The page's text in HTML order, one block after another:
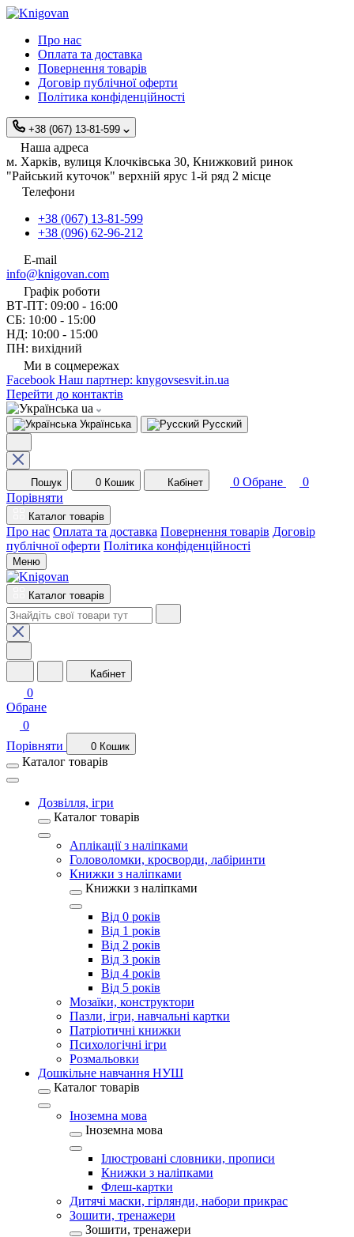
Про нас
Оплата та доставка
Повернення товарів
Договір публічної оферти
Політика конфіденційності
+38 (067) 13-81-599
Наша адреса
м. Харків, вулиця Клочківська 30, Книжковий ринок
"Райський куточок" верхній ярус 1-й ряд 2 місце
Телефони
+38 (067) 13-81-599
+38 (096) 62-96-212
E-mail
info@knigovan.com
Графік роботи
ВТ-ПТ: 09:00 - 16:00
СБ: 10:00 - 15:00
НД: 10:00 - 15:00
ПН: вихідний
Ми в соцмережах
Facebook Наш партнер: knygovsesvit.in.ua
Перейти до контактів
ua
Українська Русский
Пошук 0 Кошик Кабінет 0 Обране
0
Порівняти
Каталог товарів
Про нас Оплата та доставка Повернення товарів Договір
публічної оферти Політика конфіденційності
Меню
Каталог товарів
Кабінет
0
Обране
0
Порівняти
0 Кошик
Каталог товарів
Дозвілля, ігри
Каталог товарів
Аплікації з наліпками
Головоломки, кросворди, лабіринти
Книжки з наліпками
Книжки з наліпками
Від 0 років
Від 1 років
Від 2 років
Від 3 років
Від 4 років
Від 5 років
Мозаїки, конструктори
Пазли, ігри, навчальні картки
Патріотичні книжки
Психологічні ігри
Розмальовки
Дошкільне навчання НУШ
Каталог товарів
Іноземна мова
Іноземна мова
Ілюстровані словники, прописи
Книжки з наліпками
Флеш-картки
Дитячі маски, гірлянди, набори прикрас
Зошити, тренажери
Зошити, тренажери